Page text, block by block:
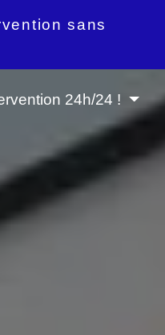
sans
24h/24 !